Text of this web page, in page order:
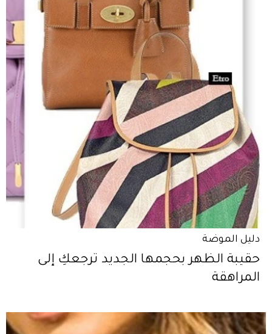
دليل الموضة
حقيبة الظهر بحجمها الجديد ترجعكِ إلى
المراهقة